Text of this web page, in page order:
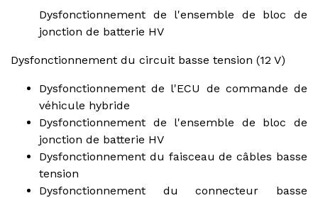
Dysfonctionnement de l'ensemble de bloc de
jonction de batterie HV
Dysfonctionnement du circuit basse tension (12 V)
Dysfonctionnement de l'ECU de commande de
véhicule hybride
Dysfonctionnement de l'ensemble de bloc de
jonction de batterie HV
Dysfonctionnement du faisceau de câbles basse
tension
Dysfonctionnement du connecteur basse